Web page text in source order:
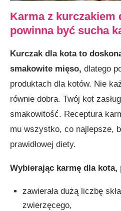
Karma z kurczakiem
powinna być sucha
Kurczak dla kota to
smakowite mięso, dlatego
produktach dla kotów. Nie
równie dobra. Twój kot
smakowitość. Receptura
mu wszystko, co najlepsze,
prawidłowej diety.
Wybierając karmę dla kota,
zawierała dużą liczbę
zwierzęcego,